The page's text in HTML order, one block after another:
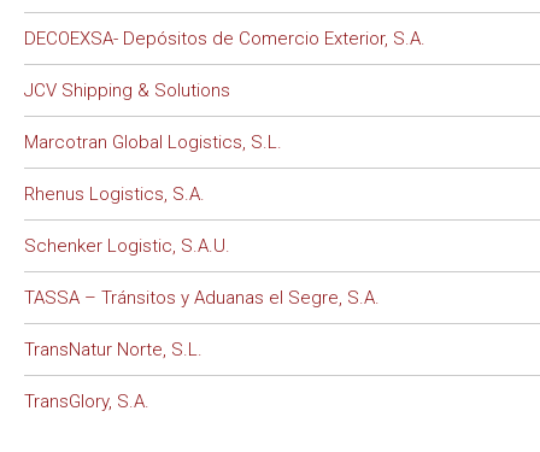
DECOEXSA- Depósitos de Comercio Exterior, S.A.
JCV Shipping & Solutions
Marcotran Global Logistics, S.L.
Rhenus Logistics, S.A.
Schenker Logistic, S.A.U.
TASSA – Tránsitos y Aduanas el Segre, S.A.
TransNatur Norte, S.L.
TransGlory, S.A.